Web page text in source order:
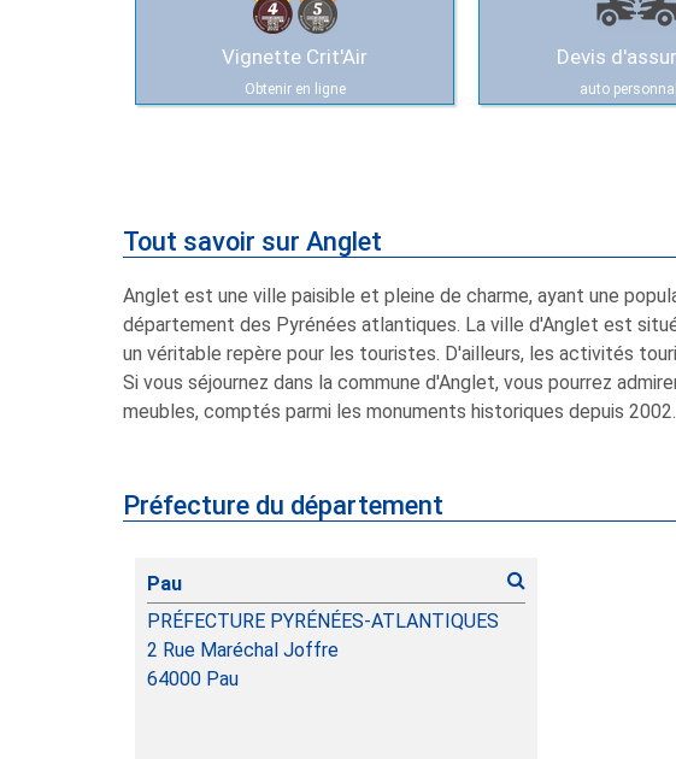
Vignette Crit'Air
Obtenir en ligne
Devis
auto
Tout savoir sur Anglet
Anglet est une ville paisible et pleine de charme, ayant une
département des Pyrénées atlantiques. La ville d'Anglet est
un véritable repère pour les touristes. D'ailleurs, les activités
Si vous séjournez dans la commune d'Anglet, vous pourrez
meubles, comptés parmi les monuments historiques depuis
Préfecture du département
Pau
PRÉFECTURE PYRÉNÉES-ATLANTIQUES
2 Rue Maréchal Joffre
64000 Pau